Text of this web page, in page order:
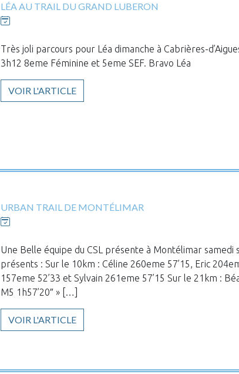
LÉA AU TRAIL DU GRAND LUBERON
Très joli parcours pour Léa dimanche à Cabrières-
3h12 8eme Féminine et 5eme SEF. Bravo Léa
VOIR L'ARTICLE
URBAN TRAIL DE MONTÉLIMAR
Une Belle équipe du CSL présente à Montélimar samedi
présents : Sur le 10km : Céline 260eme 57’15, Eric
157eme 52’33 et Sylvain 261eme 57’15 Sur le 21km :
M5 1h57’20″ » […]
VOIR L'ARTICLE